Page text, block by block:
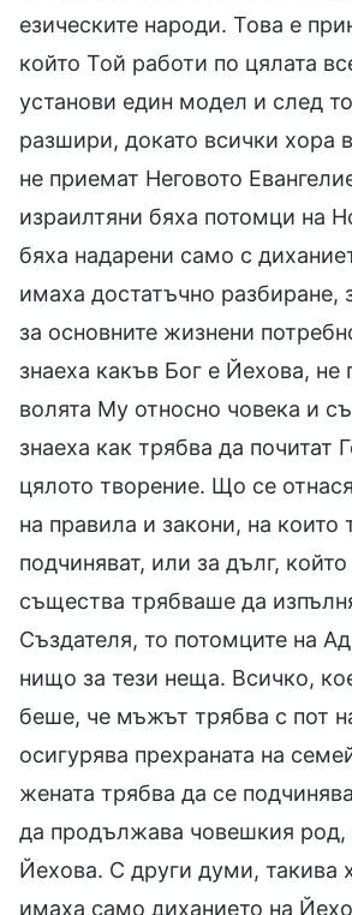
езическите народи. Това е
който Той работи по цялата
установи един модел и след
разшири, докато всички хора
не приемат Неговото
израилтяни бяха потомци на
бяха надарени само с
имаха достатъчно разбиране,
за основните жизнени
знаеха какъв Бог е Йехова, не
волята Му относно човека и
знаеха как трябва да почитат
цялото творение. Що се
на правила и закони, на които
подчиняват, или за дълг,
същества трябваше да
Създателя, то потомците на
нищо за тези неща. Всичко,
беше, че мъжът трябва с пот
осигурява прехраната на
жената трябва да се
да продължава човешкия род,
Йехова. С други думи, такива
имаха само диханието на